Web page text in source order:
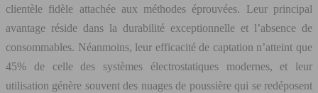
clientèle fidèle attachée aux méthodes éprouvées. Leur principal
avantage réside dans la durabilité exceptionnelle et l’absence de
consommables. Néanmoins, leur efficacité de captation n’atteint que
45% de celle des systèmes électrostatiques modernes, et leur
utilisation génère souvent des nuages de poussière qui se redéposent